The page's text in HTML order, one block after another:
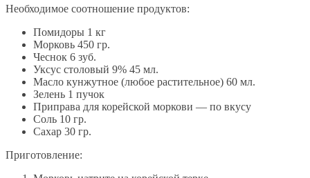
Необходимое соотношение продуктов:
Помидоры 1 кг
Морковь 450 гр.
Чеснок 6 зуб.
Уксус столовый 9% 45 мл.
Масло кунжутное (любое растительное) 60 мл.
Зелень 1 пучoк
Приправа для корейской моркови — по вкусу
Соль 10 гр.
Сахар 30 гр.
Приготовление: